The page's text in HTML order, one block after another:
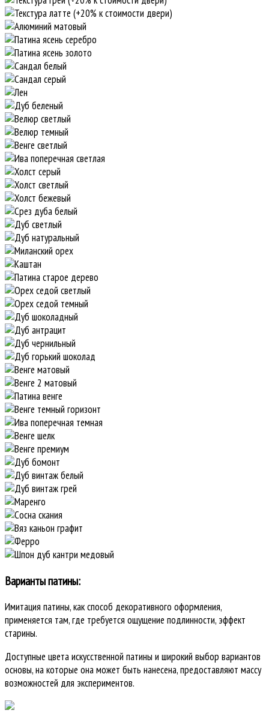
Варианты патины:
Имитация патины, как способ декоративного оформления,
применяется там, где требуется ощущение подлинности, эффект
старины.
Доступные цвета искусственной патины и широкий выбор вариантов
основы, на которые она может быть нанесена, предоставляют массу
возможностей для экспериментов.